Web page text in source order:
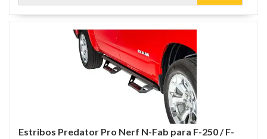
Estribos Predator Pro Nerf N-Fab para F-250 / F-